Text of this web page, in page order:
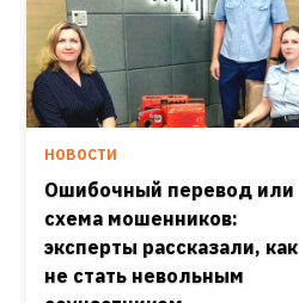
НОВОСТИ
Ошибочный перевод или
схема мошенников:
эксперты рассказали, как
не стать невольным